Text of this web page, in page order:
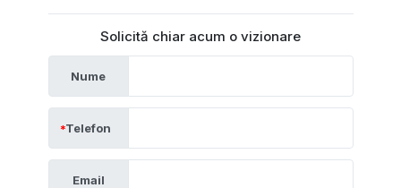
Solicită chiar acum o vizionare
Nume
Telefon
Email